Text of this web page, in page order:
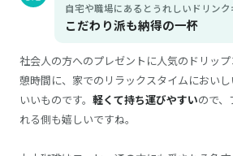
自宅や職場にあるとうれしいドリンク
こだわり派も納得の一杯
社会人の方へのプレゼントに人気のドリッ
憩時間に、家でのリラックスタイムにおい
いいものです。 軽くて持ち運びやすいので、
れる側も嬉しいですね。